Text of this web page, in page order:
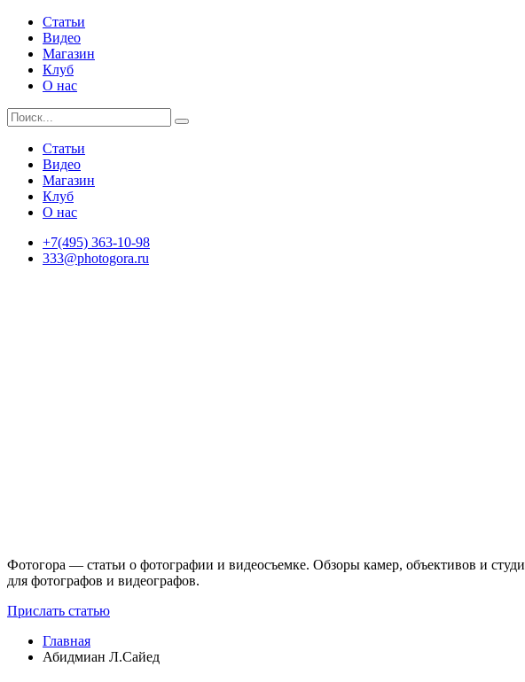
Статьи
Видео
Магазин
Клуб
О нас
Статьи
Видео
Магазин
Клуб
О нас
+7(495) 363-10-98
333@photogora.ru
Фотогора — статьи о фотографии и видеосъемке. Обзоры камер, объективов и
для фотографов и видеографов.
Прислать статью
Главная
Абидмиан Л.Сайед